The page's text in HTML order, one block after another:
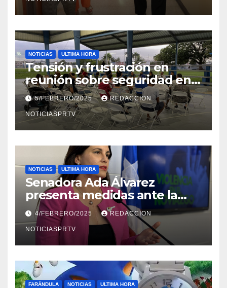
NOTICIAS ULTIMA HORA
Tensión y frustración en
reunión sobre seguridad en
Reparto Metropolitano
5/FEBRERO/2025 REDACCION
NOTICIASPRTV
NOTICIAS ULTIMA HORA
Senadora Ada Álvarez
presenta medidas ante la
violencia en el noviazgo
4/FEBRERO/2025 REDACCION
NOTICIASPRTV
FARÁNDULA NOTICIAS ULTIMA HORA